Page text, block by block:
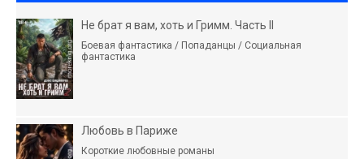
Не брат я вам, хоть и Гримм. Часть II
Боевая фантастика / Попаданцы / Социальная
фантастика
Любовь в Париже
Короткие любовные романы